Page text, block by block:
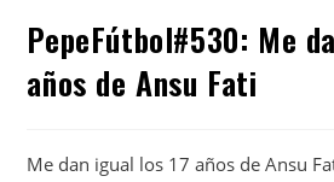
PepeFútbol#530: Me
años de Ansu Fati
Me dan igual los 17 años de Ansu